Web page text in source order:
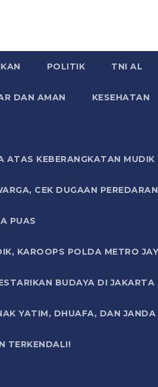
POLITIK TNI AL
DAN AMAN KESEHATAN
KEBERANGKATAN
CEK DUGAAN
PUAS
KAROOPS POLDA METRO
BUDAYA DI JAKARTA
YATIM, DHUAFA, DAN
TERKENDALI!